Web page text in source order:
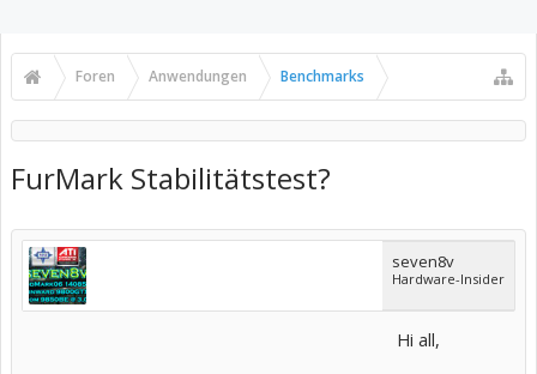
Foren Anwendungen Benchmarks
FurMark Stabilitätstest?
seven8v
Hardware-Insider
Hi all,